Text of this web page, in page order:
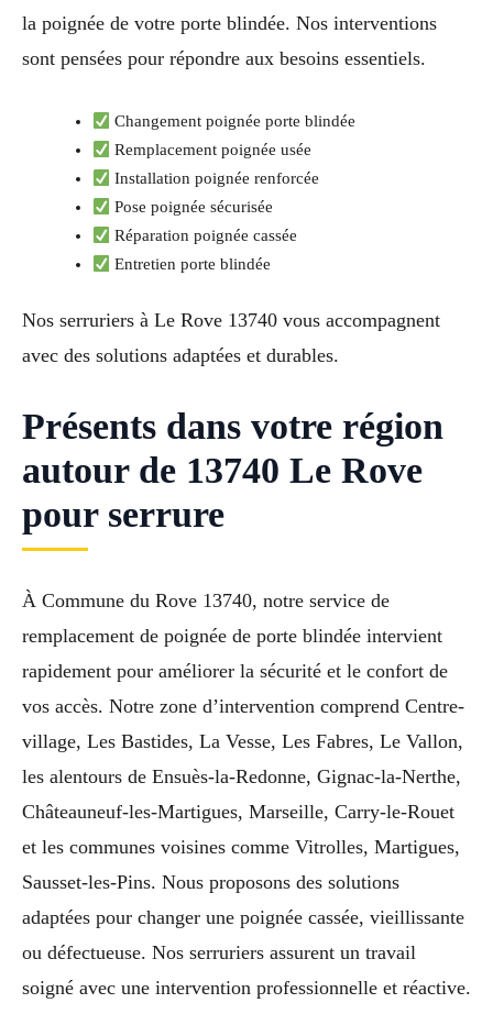
la poignée de votre porte blindée. Nos interventions
sont pensées pour répondre aux besoins essentiels.
Changement poignée porte blindée
Remplacement poignée usée
Installation poignée renforcée
Pose poignée sécurisée
Réparation poignée cassée
Entretien porte blindée
Nos serruriers à Le Rove 13740 vous accompagnent
avec des solutions adaptées et durables.
Présents dans votre région
autour de 13740 Le Rove
pour serrure
À Commune du Rove 13740, notre service de
remplacement de poignée de porte blindée intervient
rapidement pour améliorer la sécurité et le confort de
vos accès. Notre zone d’intervention comprend Centre-
village, Les Bastides, La Vesse, Les Fabres, Le Vallon,
les alentours de Ensuès-la-Redonne, Gignac-la-Nerthe,
Châteauneuf-les-Martigues, Marseille, Carry-le-Rouet
et les communes voisines comme Vitrolles, Martigues,
Sausset-les-Pins. Nous proposons des solutions
adaptées pour changer une poignée cassée, vieillissante
ou défectueuse. Nos serruriers assurent un travail
soigné avec une intervention professionnelle et réactive.